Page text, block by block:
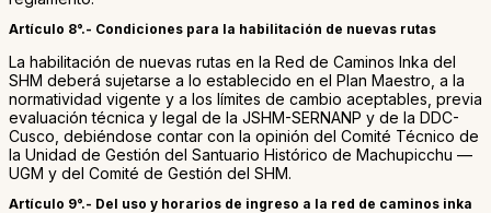
Artículo 8°.- Condiciones para la habilitación de nuevas rutas
La habilitación de nuevas rutas en la Red de Caminos Inka del
SHM deberá sujetarse a lo establecido en el Plan Maestro, a la
normatividad vigente y a los límites de cambio aceptables, previa
evaluación técnica y legal de la JSHM-SERNANP y de la DDC-
Cusco, debiéndose contar con la opinión del Comité Técnico de
la Unidad de Gestión del Santuario Histórico de Machupicchu —
UGM y del Comité de Gestión del SHM.
Artículo 9°.- Del uso y horarios de ingreso a la red de caminos inka